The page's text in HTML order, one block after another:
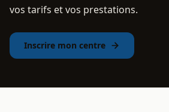
vos tarifs et vos prestations.
Inscrire mon centre